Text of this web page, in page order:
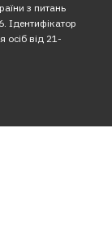
з питань
Ідентифікатор
осіб від 21-